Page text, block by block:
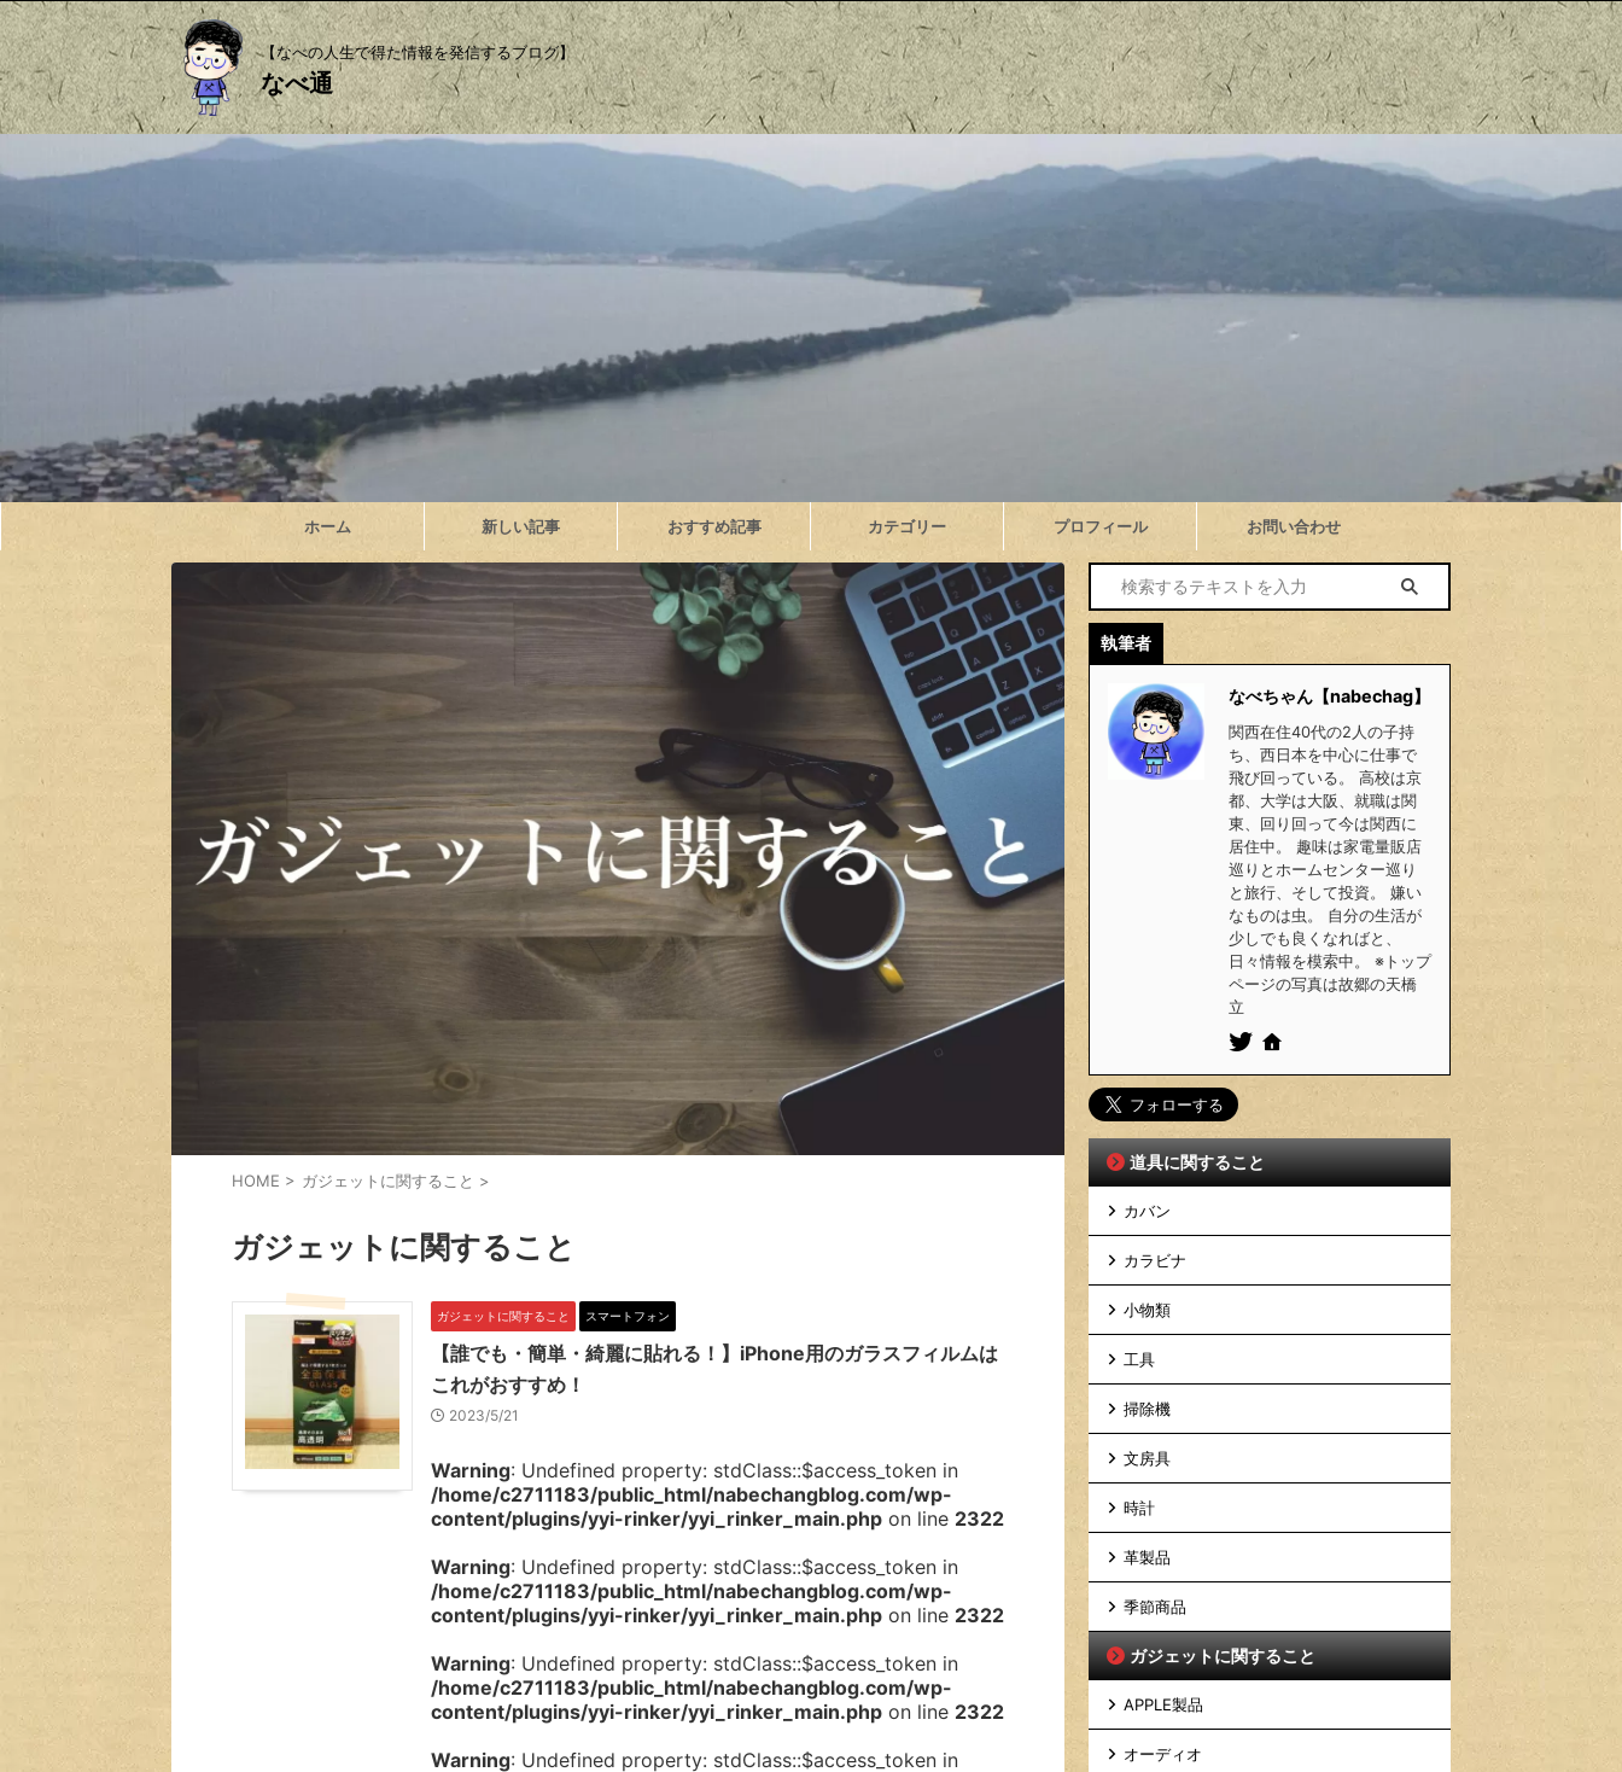
【なべの人生で得た情報を発信するブログ】
なべ通
ホーム 新しい記事 おすすめ記事 カテゴリー プロフィール お問い合わせ
HOME > ガジェットに関すること >
ガジェットに関すること
ガジェットに関すること スマートフォン
【誰でも・簡単・綺麗に貼れる！】iPhone用のガラスフィルムは
これがおすすめ！
2023/5/21
Warning: Undefined property: stdClass::$access_token in
/home/c2711183/public_html/nabechangblog.com/wp-
content/plugins/yyi-rinker/yyi_rinker_main.php on line 2322
Warning: Undefined property: stdClass::$access_token in
/home/c2711183/public_html/nabechangblog.com/wp-
content/plugins/yyi-rinker/yyi_rinker_main.php on line 2322
Warning: Undefined property: stdClass::$access_token in
/home/c2711183/public_html/nabechangblog.com/wp-
content/plugins/yyi-rinker/yyi_rinker_main.php on line 2322
Warning: Undefined property: stdClass::$access_token in
執筆者
なべちゃん【nabechag】
関西在住40代の2人の子持
ち、西日本を中心に仕事で
飛び回っている。 高校は京
都、大学は大阪、就職は関
東、回り回って今は関西に
居住中。 趣味は家電量販店
巡りとホームセンター巡り
と旅行、そして投資。 嫌い
なものは虫。 自分の生活が
少しでも良くなればと、
日々情報を模索中。 ※トップ
ページの写真は故郷の天橋
立
道具に関すること
カバン
カラビナ
小物類
工具
掃除機
文房具
時計
革製品
季節商品
ガジェットに関すること
APPLE製品
オーディオ